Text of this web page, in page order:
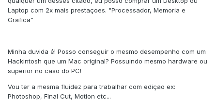
Laptop com 2x mais prestaçoes. "Processador, Memoria e
Grafica"
Minha duvida é! Posso conseguir o mesmo desempenho com um
Hackintosh que um Mac original? Possuindo mesmo hardware ou
superior no caso do PC!
Vou ter a mesma fluidez para trabalhar com ediçao ex:
Photoshop, Final Cut, Motion etc...